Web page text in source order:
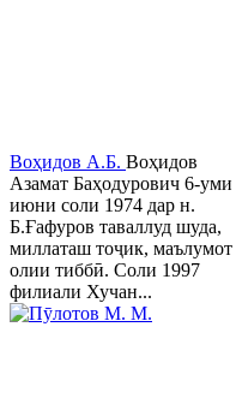
Воҳидов А.Б. Воҳидов
Азамат Баҳодурович 6-уми
июни соли 1974 дар н.
Б.Ғафуров таваллуд шуда,
миллаташ тоҷик, маълумот
олии тиббӣ. Соли 1997
филиали Хучан...